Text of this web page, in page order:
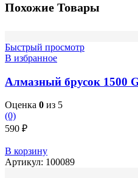
Похожие Товары
Быстрый просмотр
В избранное
Алмазный брусок 1500
Оценка 0 из 5
(0)
590 ₽
В корзину
Артикул: 100089